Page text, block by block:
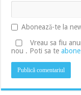
Abonează-te la
Vreau sa fiu
nou . Poti sa te